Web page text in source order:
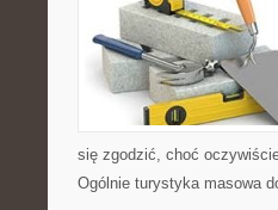
się zgodzić, choć
Ogólnie turystyka masowa